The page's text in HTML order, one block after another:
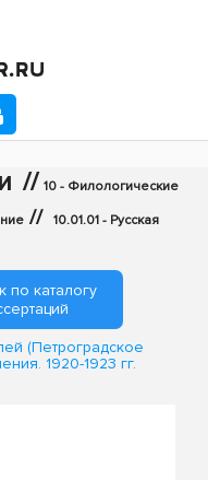
// 10 - Филологические
// 10.01.01 - Русская
по каталогу
(Петроградское
1920-1923 гг.